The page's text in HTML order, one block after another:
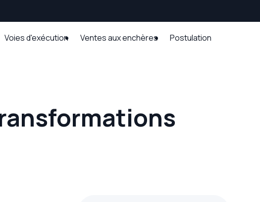
Voies d'exécution Ventes aux enchères Postulation